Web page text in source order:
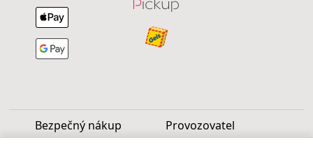
Bezpečný nákup Provozovatel